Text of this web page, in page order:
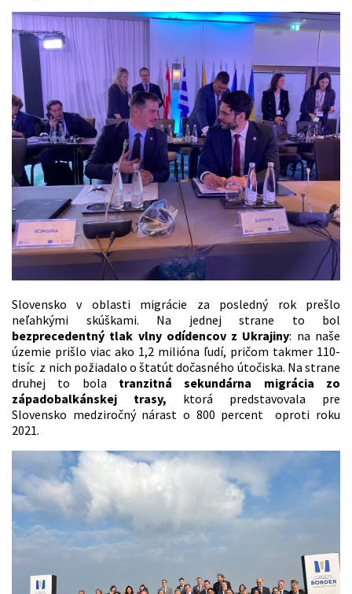
Slovensko v oblasti migrácie za posledný rok prešlo
neľahkými skúškami. Na jednej strane to bol
bezprecedentný tlak vlny odídencov z Ukrajiny: na naše
územie prišlo viac ako 1,2 milióna ľudí, pričom takmer 110-
tisíc z nich požiadalo o štatút dočasného útočiska. Na strane
druhej to bola tranzitná sekundárna migrácia zo
západobalkánskej trasy, ktorá predstavovala pre
Slovensko medziročný nárast o 800 percent oproti roku
2021.